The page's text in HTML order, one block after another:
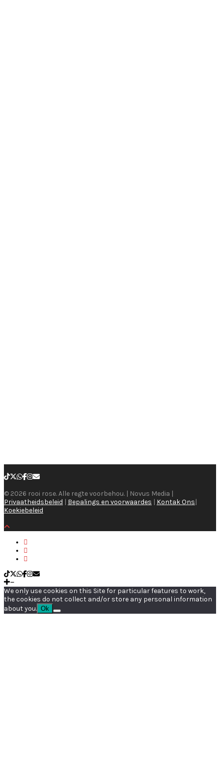
© 2026 rooi rose. Alle regte voorbehou. | Novus Media |
Privaatheidsbeleid | Bepalings en voorwaardes | Kontak Ons|
Koekiebeleid
We only use cookies on this Site for particular features to work,
the cookies do not collect and/or store any personal information
about you. Ok